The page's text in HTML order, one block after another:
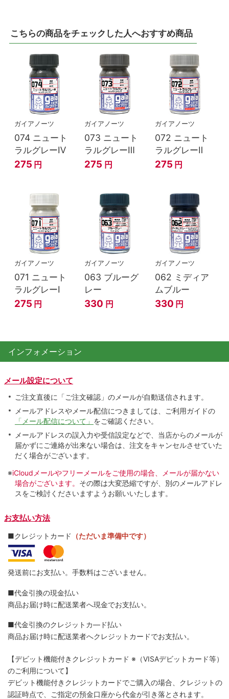
こちらの商品をチェックした人へおすすめ商品
ガイアノーツ
074 ニュート
ラルグレーⅣ
275 円
ガイアノーツ
073 ニュート
ラルグレーⅢ
275 円
ガイアノーツ
072 ニュート
ラルグレーⅡ
275 円
ガイアノーツ
071 ニュート
ラルグレーⅠ
275 円
ガイアノーツ
063 ブルーグ
レー
330 円
ガイアノーツ
062 ミディア
ムブルー
330 円
インフォメーション
メール設定について
ご注文直後に「ご注文確認」のメールが自動送信されます。
メールアドレスやメール配信につきましては、ご利用ガイドの
「メール配信について」 をご確認ください。
メールアドレスの誤入力や受信設定などで、当店からのメールが
届かずにご連絡が出来ない場合は、注文をキャンセルさせていた
だく場合がございます。
※iCloudメールやフリーメールをご使用の場合、メールが届かない
場合がございます。 その際は大変恐縮ですが、別のメールアドレ
スをご検討くださいますようお願いいたします。
お支払い方法
■クレジットカード （ただいま準備中です）
発送前にお支払い。手数料はございません。
■代金引換の現金払い
商品お届け時に配送業者へ現金でお支払い。
■代金引換のクレジットカ―ド払い
商品お届け時に配送業者へクレジットカードでお支払い。
【デビット機能付きクレジットカード ※（VISAデビットカード等）
のご利用について】
デビット機能付きクレジットカードでご購入の場合、クレジットの
認証時点で、ご指定の預金口座から代金が引き落とされます。